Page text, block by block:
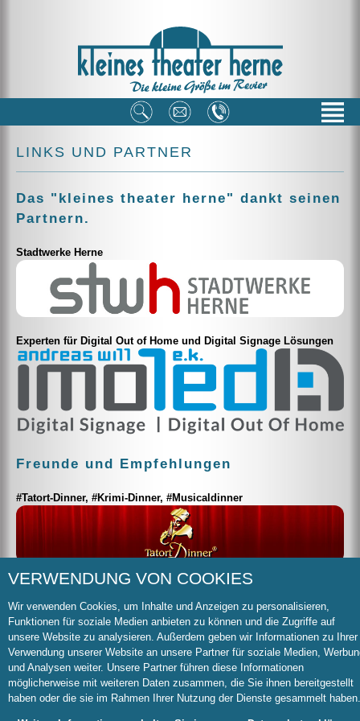
LINKS UND PARTNER
Das "kleines theater herne" dankt seinen
Partnern.
Stadtwerke Herne
Experten für Digital Out of Home und Digital Signage Lösungen
Freunde und Empfehlungen
#Tatort-Dinner, #Krimi-Dinner, #Musicaldinner
Der Falschspieler und sein mobiles Casino:
Weitere interessante Links:
Amateur-Theater-Verbandeswww.amateurtheater-nrw.de
VERWENDUNG VON COOKIES
Wir verwenden Cookies, um Inhalte und Anzeigen zu personalisieren,
Funktionen für soziale Medien anbieten zu können und die Zugriffe auf
unsere Website zu analysieren. Außerdem geben wir Informationen zu Ihrer
Verwendung unserer Website an unsere Partner für soziale Medien,
und Analysen weiter. Unsere Partner führen diese Informationen
möglicherweise mit weiteren Daten zusammen, die Sie ihnen bereitgestellt
haben oder die sie im Rahmen Ihrer Nutzung der Dienste gesammelt haben.